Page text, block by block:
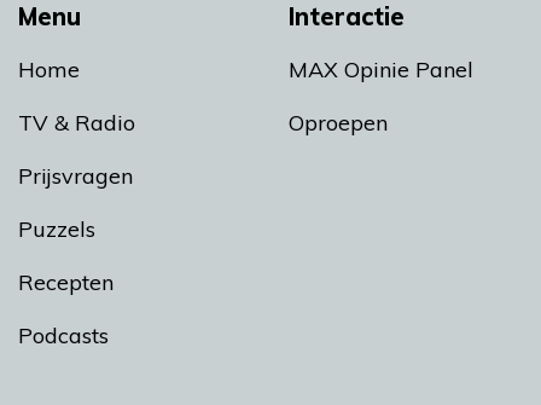
Menu
Home
TV & Radio
Prijsvragen
Puzzels
Recepten
Podcasts
Interactie
MAX Opinie Panel
Oproepen